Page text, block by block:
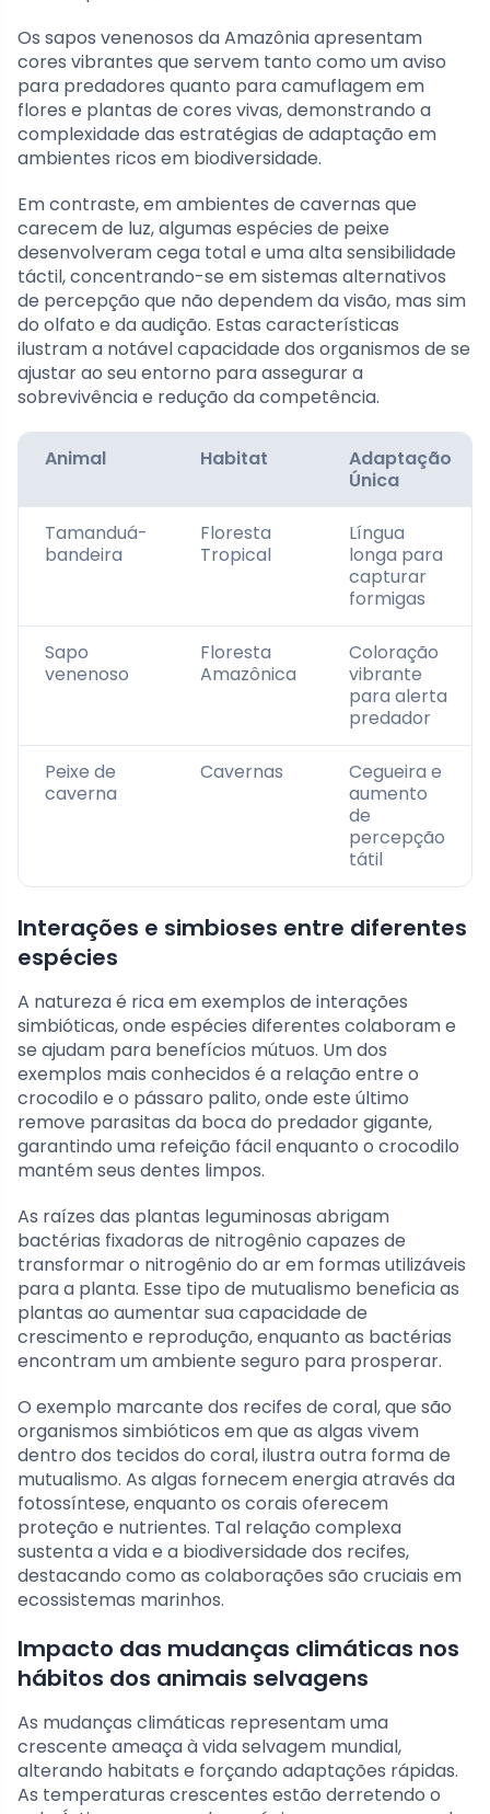
Os sapos venenosos da Amazônia apresentam
cores vibrantes que servem tanto como um aviso
para predadores quanto para camuflagem em
flores e plantas de cores vivas, demonstrando a
complexidade das estratégias de adaptação em
ambientes ricos em biodiversidade.
Em contraste, em ambientes de cavernas que
carecem de luz, algumas espécies de peixe
desenvolveram cega total e uma alta sensibilidade
táctil, concentrando-se em sistemas alternativos
de percepção que não dependem da visão, mas sim
do olfato e da audição. Estas características
ilustram a notável capacidade dos organismos de se
ajustar ao seu entorno para assegurar a
sobrevivência e redução da competência.
Animal Habitat
Adaptação
Única
Tamanduá-
bandeira
Floresta
Tropical
Língua
longa para
capturar
formigas
Sapo
venenoso
Floresta
Amazônica
Coloração
vibrante
para alerta
predador
Peixe de
caverna
Cavernas
Cegueira e
aumento
de
percepção
tátil
Interações e simbioses entre diferentes
espécies
A natureza é rica em exemplos de interações
simbióticas, onde espécies diferentes colaboram e
se ajudam para benefícios mútuos. Um dos
exemplos mais conhecidos é a relação entre o
crocodilo e o pássaro palito, onde este último
remove parasitas da boca do predador gigante,
garantindo uma refeição fácil enquanto o crocodilo
mantém seus dentes limpos.
As raízes das plantas leguminosas abrigam
bactérias fixadoras de nitrogênio capazes de
transformar o nitrogênio do ar em formas utilizáveis
para a planta. Esse tipo de mutualismo beneficia as
plantas ao aumentar sua capacidade de
crescimento e reprodução, enquanto as bactérias
encontram um ambiente seguro para prosperar.
O exemplo marcante dos recifes de coral, que são
organismos simbióticos em que as algas vivem
dentro dos tecidos do coral, ilustra outra forma de
mutualismo. As algas fornecem energia através da
fotossíntese, enquanto os corais oferecem
proteção e nutrientes. Tal relação complexa
sustenta a vida e a biodiversidade dos recifes,
destacando como as colaborações são cruciais em
ecossistemas marinhos.
Impacto das mudanças climáticas nos
hábitos dos animais selvagens
As mudanças climáticas representam uma
crescente ameaça à vida selvagem mundial,
alterando habitats e forçando adaptações rápidas.
As temperaturas crescentes estão derretendo o